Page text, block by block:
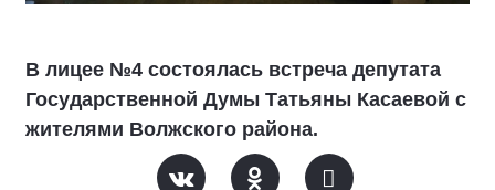
В лицее №4 состоялась встреча депутата
Государственной Думы Татьяны Касаевой с
жителями Волжского района.